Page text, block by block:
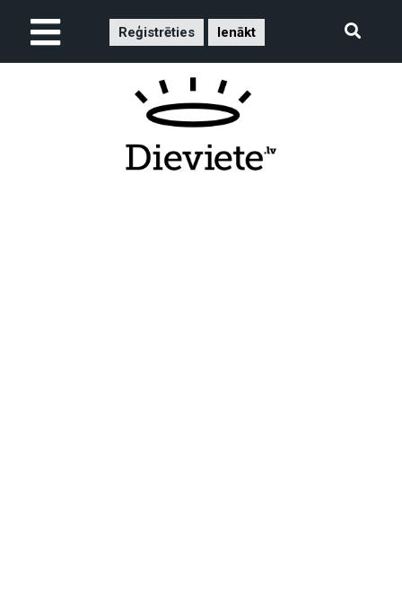
Reģistrēties Ienākt